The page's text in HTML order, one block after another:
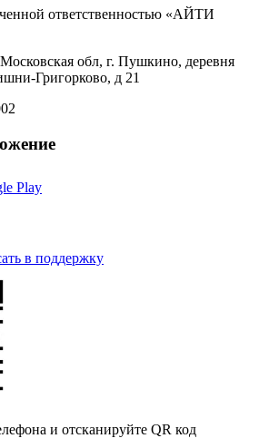
ответственностью «АЙТИ
обл, г. Пушкино, деревня
Григорково, д 21
Play
в поддержку
и отсканируйте QR код